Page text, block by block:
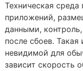
Техническая
приложений,
данными,
после сбоев. Такая
невидимой для
зависит скорость